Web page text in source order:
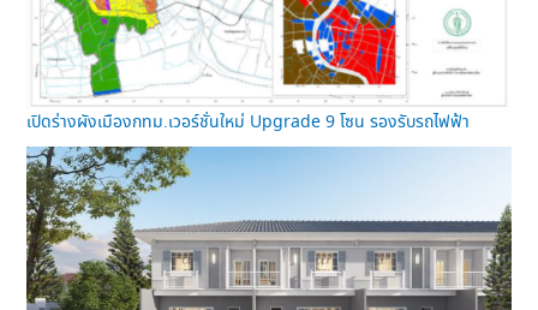
เปิดร่างผังเมืองกทม.เวอร์ชั่นใหม่ Upgrade 9 โซน รองรับรถไฟฟ้า